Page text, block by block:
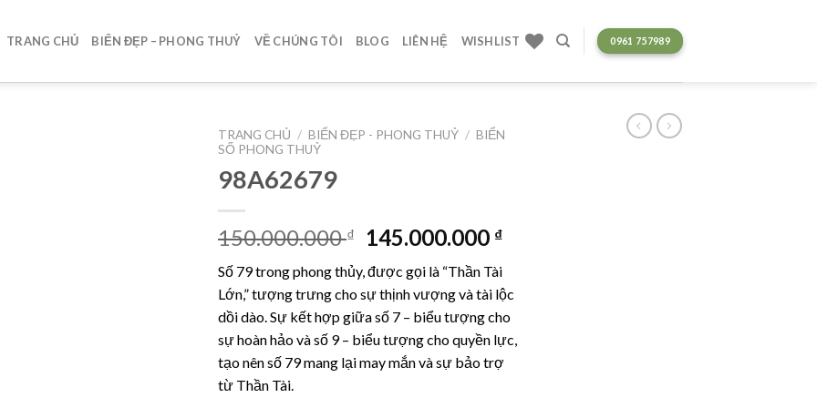
TRANG CHỦ BIỂN ĐẸP – PHONG THUỶ VỀ CHÚNG TÔI BLOG LIÊN HỆ WISHLIST 0961 757989
TRANG CHỦ / BIỂN ĐẸP - PHONG THUỶ / BIỂN
SỐ PHONG THUỶ
98A62679
150.000.000₫
Giá
là:
150.000.000 ₫.
145.000.000 ₫Giá
tại
là:
145.000.000 ₫.
Số 79 trong phong thủy, được gọi là “Thần Tài
Lớn,” tượng trưng cho sự thịnh vượng và tài lộc
dồi dào. Sự kết hợp giữa số 7 – biểu tượng cho
sự hoàn hảo và số 9 – biểu tượng cho quyền lực,
tạo nên số 79 mang lại may mắn và sự bảo trợ
từ Thần Tài.